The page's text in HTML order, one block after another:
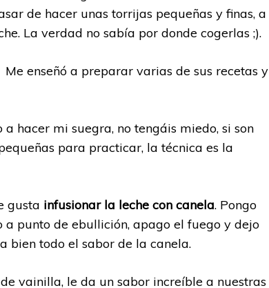
de hacer unas torrijas pequeñas y finas, a
La verdad no sabía por donde cogerlas ;).
enseñó a preparar varias de sus recetas y
hacer mi suegra, no tengáis miedo, si son
para practicar, la técnica es la
gusta infusionar la leche con canela. Pongo
punto de ebullición, apago el fuego y dejo
bien todo el sabor de la canela.
vainilla, le da un sabor increíble a nuestras